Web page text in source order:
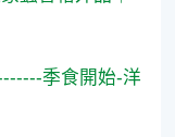
季食開始-洋